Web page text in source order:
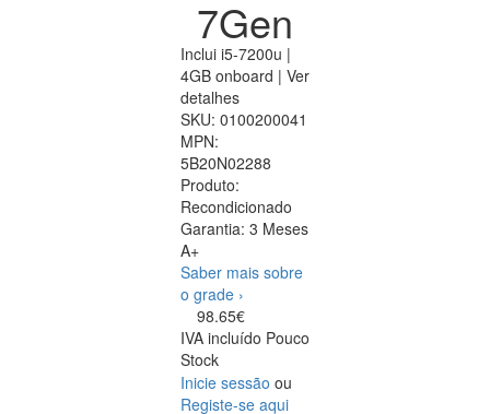
7Gen
Inclui i5-7200u |
4GB onboard | Ver
detalhes
SKU: 0100200041
MPN:
5B20N02288
Produto:
Recondicionado
Garantia: 3 Meses
A+
Saber mais sobre
o grade ›
98.65€
IVA incluído Pouco
Stock
Inicie sessão ou
Registe-se aqui